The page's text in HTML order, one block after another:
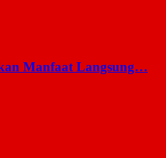
Manfaat Langsung…